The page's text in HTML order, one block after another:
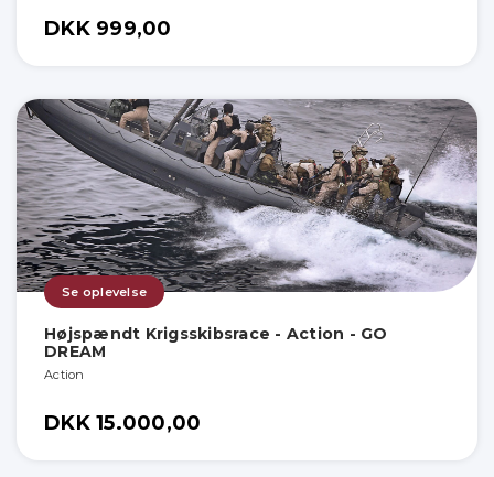
DKK 999,00
Se oplevelse
Højspændt Krigsskibsrace - Action - GO
DREAM
Action
DKK 15.000,00